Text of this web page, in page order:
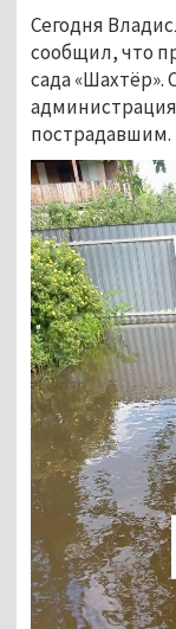
Сегодня
сообщил, что
сада «Шахтёр».
пострадавшим.